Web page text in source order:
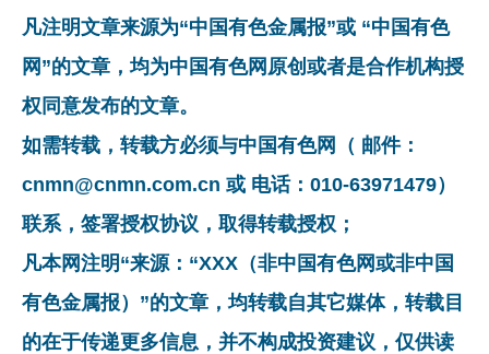
凡注明文章来源为“中国有色金属报”或 “中国有色
网”的文章，均为中国有色网原创或者是合作机构授
权同意发布的文章。
如需转载，转载方必须与中国有色网（ 邮件：
cnmn@cnmn.com.cn 或 电话：010-63971479）
联系，签署授权协议，取得转载授权；
凡本网注明“来源：“XXX（非中国有色网或非中国
有色金属报）”的文章，均转载自其它媒体，转载目
的在于传递更多信息，并不构成投资建议，仅供读